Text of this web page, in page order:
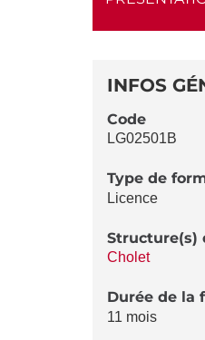
DE
LA
INFOS
Code
LG02501B
Type de
Licence
Structure(s)
Cholet
Durée de la
11 mois